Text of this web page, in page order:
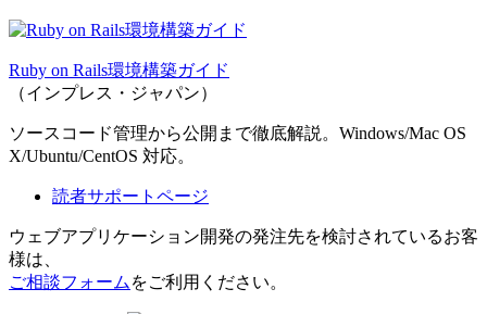
Ruby on Rails環境構築ガイド
（インプレス・ジャパン）
ソースコード管理から公開まで徹底解説。Windows/Mac OS
X/Ubuntu/CentOS 対応。
読者サポートページ
ウェブアプリケーション開発の発注先を検討されているお客
様は、
ご相談フォーム をご利用ください。